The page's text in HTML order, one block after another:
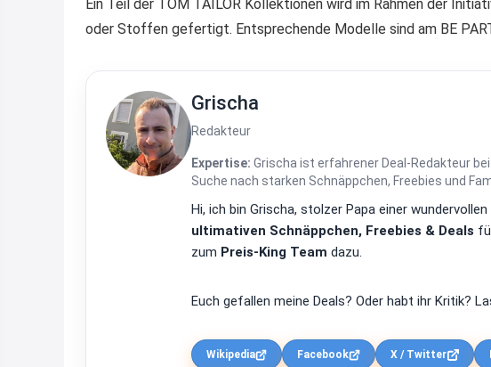
Ein Teil der TOM TAILOR Kollektionen wird im Rahmen der
oder Stoffen gefertigt. Entsprechende Modelle sind am BE
Grischa
Redakteur
Expertise: Grischa ist erfahrener Deal-Redakteur
Suche nach starken Schnäppchen, Freebies und
Hi, ich bin Grischa, stolzer Papa einer
ultimativen Schnäppchen, Freebies & Deals
zum Preis-King Team dazu.
Euch gefallen meine Deals? Oder habt ihr Kritik?
Wikipedia Facebook X / Twitter